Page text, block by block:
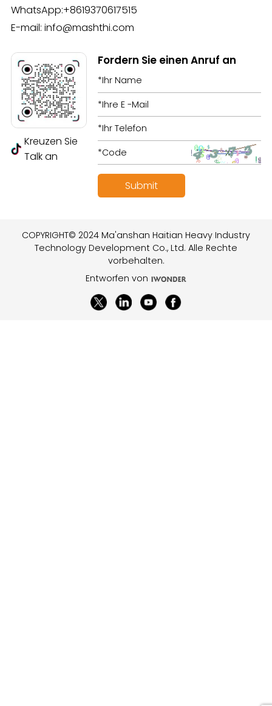
WhatsApp:+8619370617515
E-mail: info@mashthi.com
Kreuzen Sie
Talk an
Fordern Sie einen Anruf an
COPYRIGHT© 2024 Ma'anshan Haitian Heavy Industry
Technology Development Co., Ltd. Alle Rechte
vorbehalten.
Entworfen von